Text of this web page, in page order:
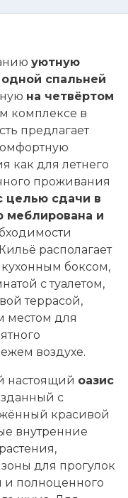
уютную
спальней
на четвёртом
комплексе в
предлагает
как для летнего
проживания
целью сдачи в
меблирована и
располагает
боксом,
с туалетом,
террасой,
местом для
воздухе.
настоящий оазис
с
красивой
внутренние
для прогулок
полноценного